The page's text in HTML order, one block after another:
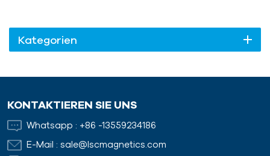
Kategorien
KONTAKTIEREN SIE UNS
Whatsapp : +86 -13559234186
E-Mail : sale@lscmagnetics.com